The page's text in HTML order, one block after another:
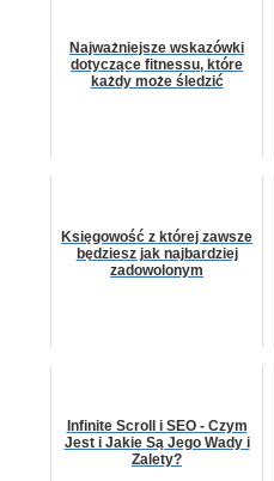
Najważniejsze wskazówki
dotyczące fitnessu, które
każdy może śledzić
Księgowość z której zawsze
będziesz jak najbardziej
zadowolonym
Infinite Scroll i SEO - Czym
Jest i Jakie Są Jego Wady i
Zalety?